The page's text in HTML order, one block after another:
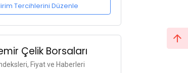
Tercihlerini Düzenle
Çelik Borsaları
Fiyat ve Haberleri